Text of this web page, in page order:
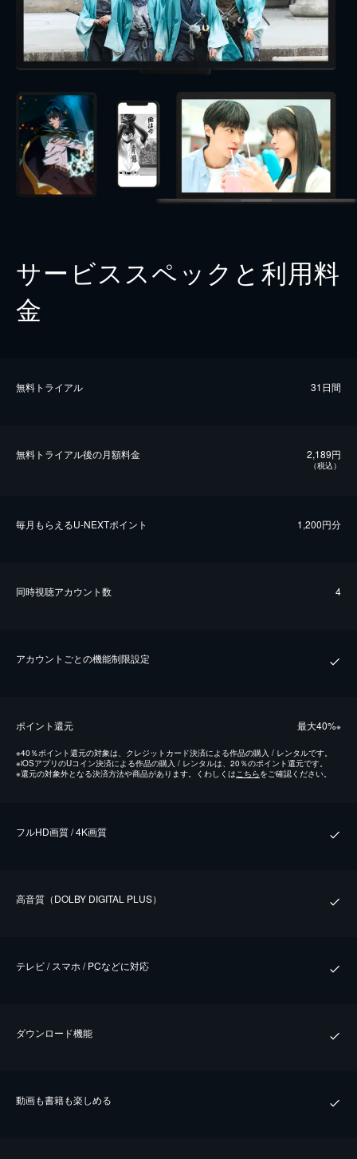
サービススペックと利用料
金
無料トライアル 31日間
無料トライアル後の⽉額料金 2,189円
（税込）
毎⽉もらえるU-NEXTポイント 1,200円分
同時視聴アカウント数 4
アカウントごとの機能制限設定
ポイント還元 最⼤40%※
※40％ポイント還元の対象は、クレジットカード決済による作品の購入 / レンタルです。
※iOSアプリのUコイン決済による作品の購入 / レンタルは、20％のポイント還元です。
※還元の対象外となる決済方法や商品があります。くわしくはこちらをご確認ください。
フルHD画質 / 4K画質
⾼⾳質（DOLBY DIGITAL PLUS）
テレビ / スマホ / PCなどに対応
ダウンロード機能
動画も書籍も楽しめる